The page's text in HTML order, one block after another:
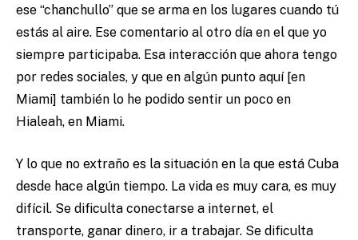
ese “chanchullo” que se arma en los lugares cuando tú
estás al aire. Ese comentario al otro día en el que yo
siempre participaba. Esa interacción que ahora tengo
por redes sociales, y que en algún punto aquí [en
Miami] también lo he podido sentir un poco en
Hialeah, en Miami.
Y lo que no extraño es la situación en la que está Cuba
desde hace algún tiempo. La vida es muy cara, es muy
difícil. Se dificulta conectarse a internet, el
transporte, ganar dinero, ir a trabajar. Se dificulta